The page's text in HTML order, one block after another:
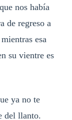
nos había
de regreso a
esa
su vientre es
ya no te
del llanto.